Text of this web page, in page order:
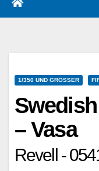
1/350 UND GRÖSSER
– Vasa
Revell -